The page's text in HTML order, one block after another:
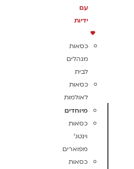
עם
ידיות
כסאות
מנהלים
לבית
כסאות
לאולמות
מיוחדים
כסאות
וינטג'
מפוארים
כסאות